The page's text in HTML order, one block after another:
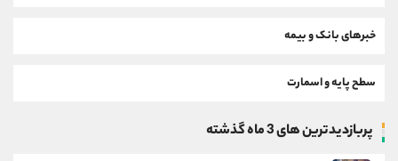
خبرهای بانک و بیمه
سطح پایه و اسمارت
پربازدیدترین های 3 ماه گذشته